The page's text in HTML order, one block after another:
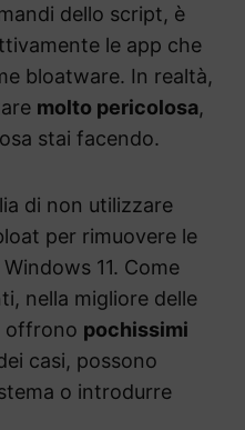
dello script, è
le app che
bloatware. In realtà,
molto pericolosa,
stai facendo.
di non utilizzare
per rimuovere le
11. Come
nella migliore delle
offrono pochissimi
casi, possono
o introdurre